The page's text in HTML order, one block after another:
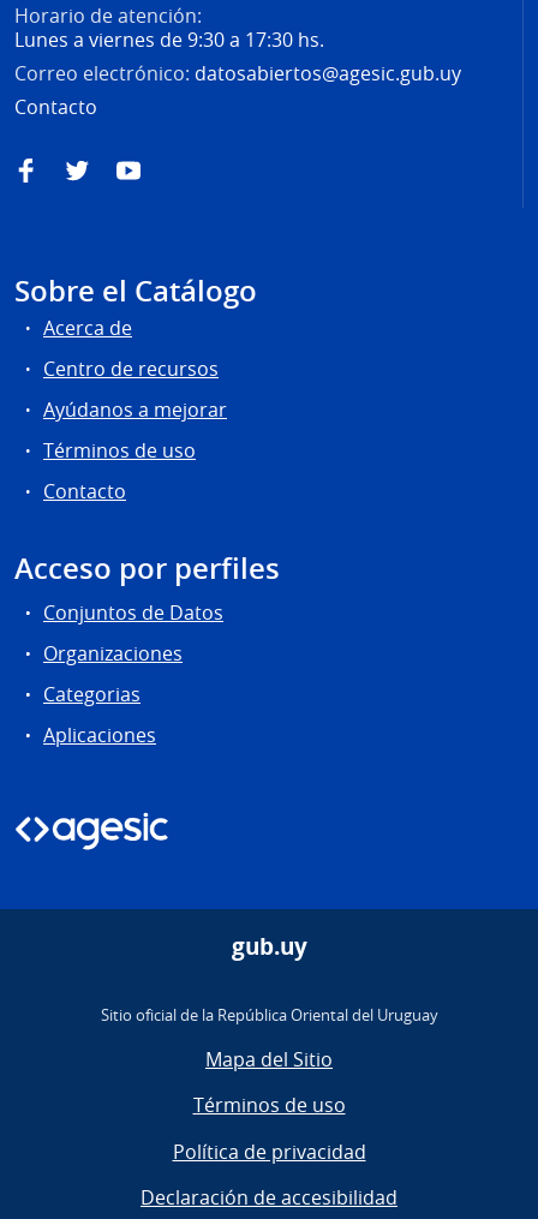
Horario de atención:
Lunes a viernes de 9:30 a 17:30 hs.
Correo electrónico: datosabiertos@agesic.gub.uy
Contacto
FacebookTwitterYouTube
Sobre el Catálogo
Acerca de
Centro de recursos
Ayúdanos a mejorar
Términos de uso
Contacto
Acceso por perfiles
Conjuntos de Datos
Organizaciones
Categorias
Aplicaciones
gub.uy
Sitio oficial de la República Oriental del Uruguay
Mapa del Sitio
Términos de uso
Política de privacidad
Declaración de accesibilidad